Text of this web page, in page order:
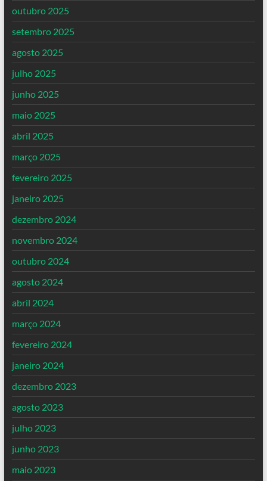
outubro 2025
setembro 2025
agosto 2025
julho 2025
junho 2025
maio 2025
abril 2025
março 2025
fevereiro 2025
janeiro 2025
dezembro 2024
novembro 2024
outubro 2024
agosto 2024
abril 2024
março 2024
fevereiro 2024
janeiro 2024
dezembro 2023
agosto 2023
julho 2023
junho 2023
maio 2023